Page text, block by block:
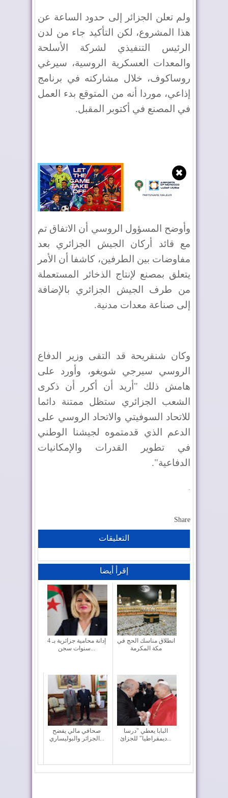
ولم تعلن الجزائر إلى حدود الساعة عن
هذا المشروع، لكن التأكيد جاء من لدن
الرئيس التنفيذي لشركة الأسلحة
والمعدات العسكرية الروسية، سيرغي
روساكوف، خلال مشاركته في برنامج
إذاعي، موردا أنه من المتوقع بدء العمل
في المصنع في أكتوبر المقبل.
✖
وأوضح المسؤول الروسي أن الاتفاق تم
مع قائد أركان الجيش الجزائري بعد
مفاوضات بين الطرفين، كاشفا أن الأمر
يتعلق بمصنع لإنتاج الذخائر المستعملة
من طرف الجيش الجزائري بالإضافة
إلى صناعة معدات مدنية.
وكان شنقريحة قد التقى وزير الدفاع
الروسي سيرجي شويغو، وأورد على
هامش ذلك "أريد أن أكرر أن ذكرى
الشعب الجزائري ستظل ممتنة دائما
للاتحاد السوفيتي والاتحاد الروسي على
الدعم الذي قدمتموه لجيشنا الوطني
في تطوير القدرات والإمكانيات
الدفاعية".
Share
التعليقات
إقرأ أيضا
إدانة محامية جزائرية بـ 4
سنوات سجن...
انطلاق مناسك الحج في
مكة المكرمة
صحافي مالي يفضح
الجزائر والبوليساري...
البابا يعطي "درسا
ديمقراطيا" للجزائ...